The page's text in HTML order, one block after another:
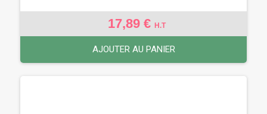
17,89 € H.T
AJOUTER AU PANIER